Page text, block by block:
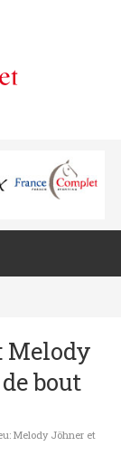
Melody
bout
Melody Jöhner et